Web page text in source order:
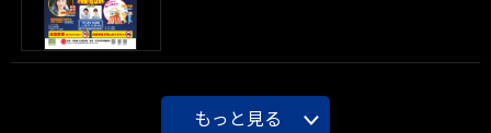
もっと見る